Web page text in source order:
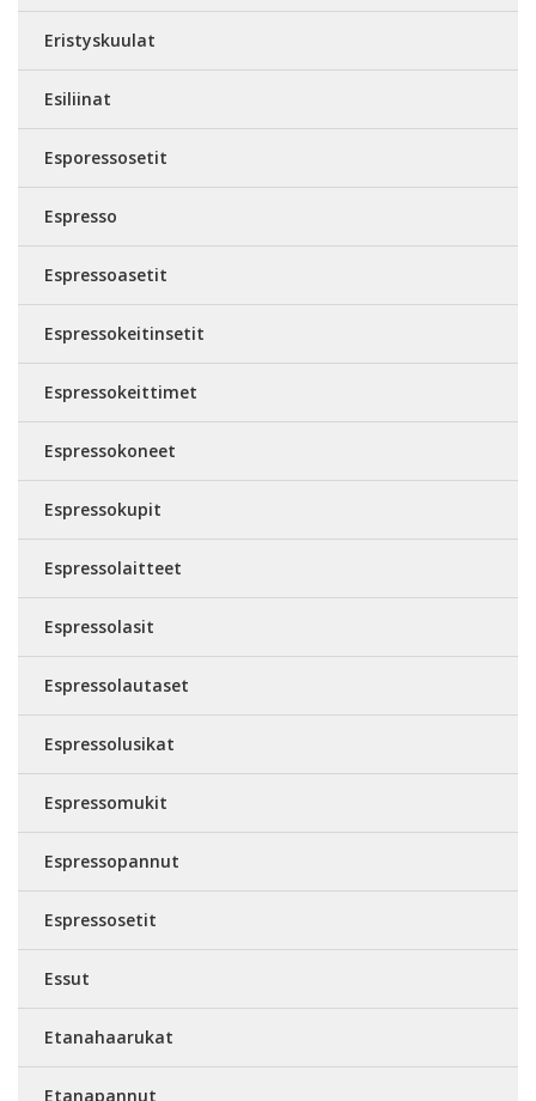
Eristyskuulat
Esiliinat
Esporessosetit
Espresso
Espressoasetit
Espressokeitinsetit
Espressokeittimet
Espressokoneet
Espressokupit
Espressolaitteet
Espressolasit
Espressolautaset
Espressolusikat
Espressomukit
Espressopannut
Espressosetit
Essut
Etanahaarukat
Etanapannut